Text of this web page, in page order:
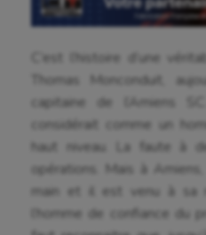
C’est l’histoire d’une
Thomas Monconduit,
capitaine de l’Amiens
considérait comme un
haut niveau. La faute à
opérations. Mais à
main et il est venu à sa
l’homme de confiance du